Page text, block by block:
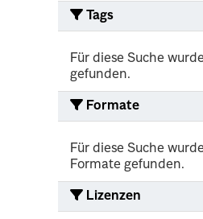
Tags
Für diese Suche
gefunden.
Formate
Für diese Suche
Formate gefunden.
Lizenzen